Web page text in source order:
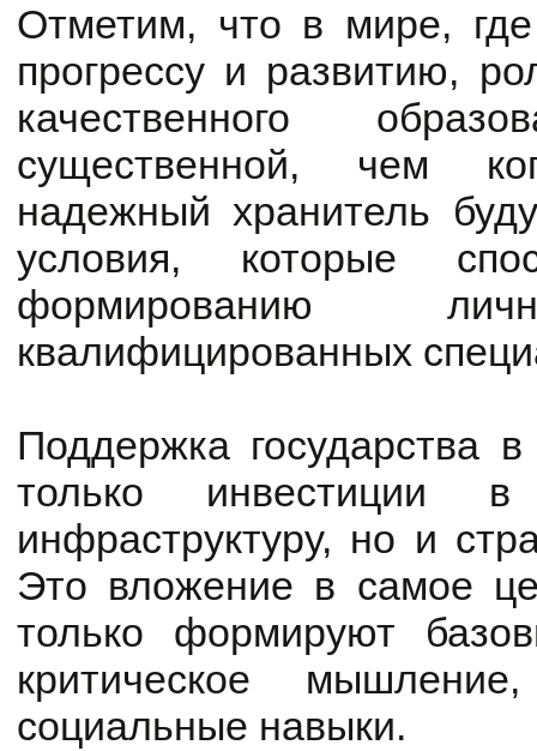
Отметим, что в мире,
прогрессу и развитию,
качественного
существенной, чем
надежный хранитель
условия, которые
формированию
квалифицированных
Поддержка государства
только инвестиции
инфраструктуру, но и
Это вложение в самое
только формируют
критическое
социальные навыки.